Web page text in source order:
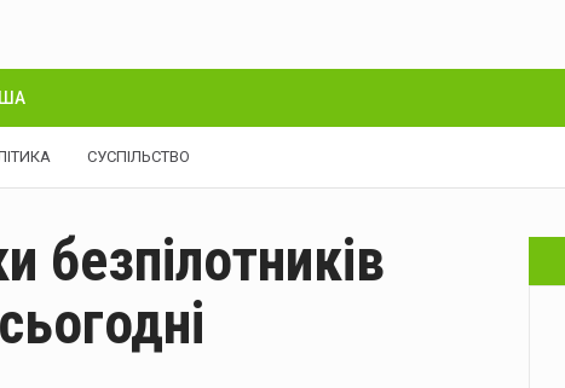
СУСПІЛЬСТВО
безпілотників